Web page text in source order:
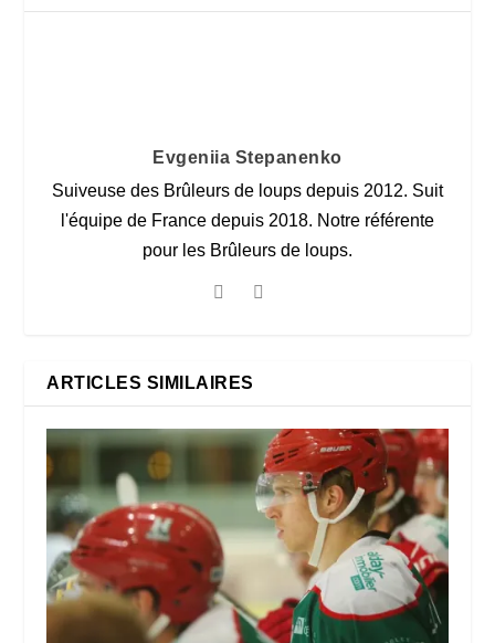
Evgeniia Stepanenko
Suiveuse des Brûleurs de loups depuis 2012. Suit
l'équipe de France depuis 2018. Notre référente
pour les Brûleurs de loups.
ARTICLES SIMILAIRES